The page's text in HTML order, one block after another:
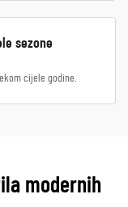
sezone
cijele godine.
modernih